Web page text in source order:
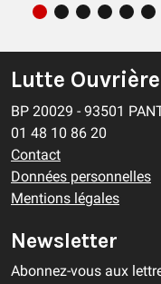
Lutte Ouvrière
BP 20029 - 93501
01 48 10 86 20
Contact
Données personnelles
Mentions légales
Newsletter
Abonnez-vous aux